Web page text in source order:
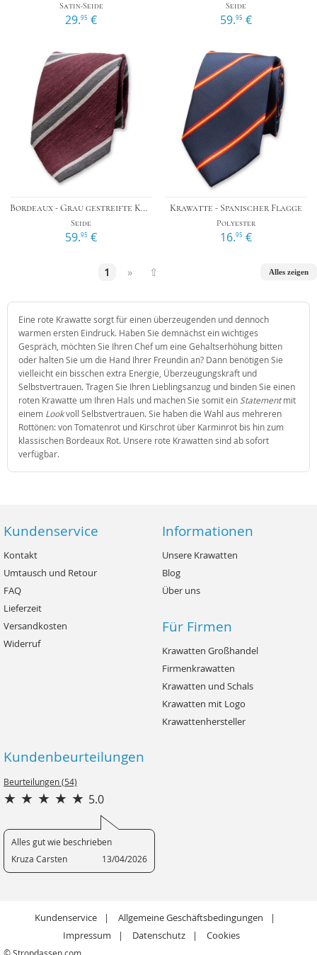
Satin-Seide
29.95 €
Seide
59.95 €
Bordeaux - Grau gestreifte Krawatte - Italienische Seide
Seide
59.95 €
Krawatte - Spanischer Flagge
Polyester
16.95 €
1 » ⇧ Alles zeigen
Eine rote Krawatte sorgt für einen überzeugenden und dennoch
warmen ersten Eindruck. Haben Sie demnächst ein wichtiges
Gespräch, möchten Sie Ihren Chef um eine Gehaltserhöhung bitten
oder halten Sie um die Hand Ihrer Freundin an? Dann benötigen Sie
vielleicht ein bisschen extra Energie, Überzeugungskraft und
Selbstvertrauen. Tragen Sie Ihren Lieblingsanzug und binden Sie einen
roten Krawatte um Ihren Hals und machen Sie somit einStatementmit
einem Lookvoll Selbstvertrauen. Sie haben die Wahl aus mehreren
Rottönen: von Tomatenrot und Kirschrot über Karminrot bis hin zum
klassischen Bordeaux Rot. Unsere rote Krawatten sind ab sofort
verfügbar.
Kundenservice
Kontakt
Umtausch und Retour
FAQ
Lieferzeit
Versandkosten
Widerruf
Informationen
Unsere Krawatten
Blog
Über uns
Für Firmen
Krawatten Großhandel
Firmenkrawatten
Krawatten und Schals
Krawatten mit Logo
Krawattenhersteller
Kundenbeurteilungen
Beurteilungen (54)
5.0
Alles gut wie beschrieben
Kruza Carsten
13/04/2026
Kundenservice
Allgemeine Geschäftsbedingungen
Impressum
Datenschutz Cookies
© Stropdassen.com